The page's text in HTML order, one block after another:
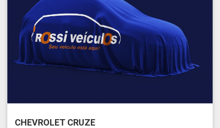
CHEVROLET CRUZE